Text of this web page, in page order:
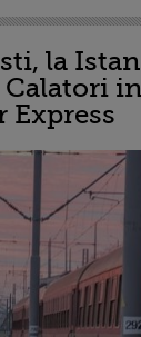
la
Calatori
Express